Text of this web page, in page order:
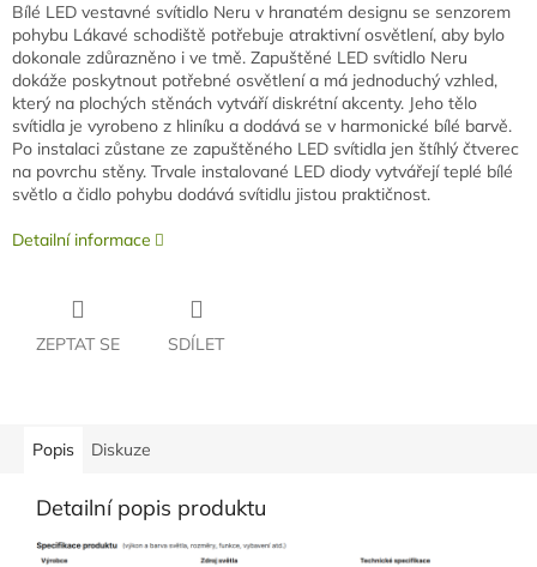
Bílé LED vestavné svítidlo Neru v hranatém designu se senzorem
pohybu Lákavé schodiště potřebuje atraktivní osvětlení, aby bylo
dokonale zdůrazněno i ve tmě. Zapuštěné LED svítidlo Neru
dokáže poskytnout potřebné osvětlení a má jednoduchý vzhled,
který na plochých stěnách vytváří diskrétní akcenty. Jeho tělo
svítidla je vyrobeno z hliníku a dodává se v harmonické bílé barvě.
Po instalaci zůstane ze zapuštěného LED svítidla jen štíhlý čtverec
na povrchu stěny. Trvale instalované LED diody vytvářejí teplé bílé
světlo a čidlo pohybu dodává svítidlu jistou praktičnost.
Detailní informace
ZEPTAT SE SDÍLET
Popis Diskuze
Detailní popis produktu